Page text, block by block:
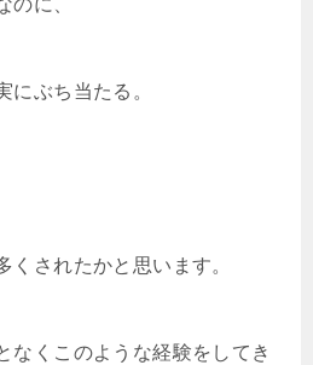
のに、
にぶち当たる。
くされたかと思います。
なくこのような経験をしてき